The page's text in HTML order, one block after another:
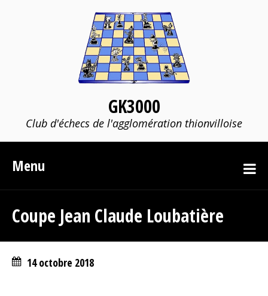
GK3000
Club d'échecs de l'agglomération thionvilloise
Menu
Coupe Jean Claude Loubatière
14 octobre 2018